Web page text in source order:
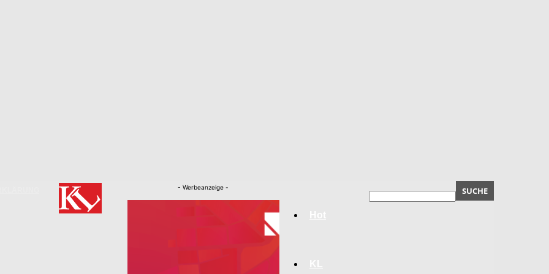
- Werbeanzeige -